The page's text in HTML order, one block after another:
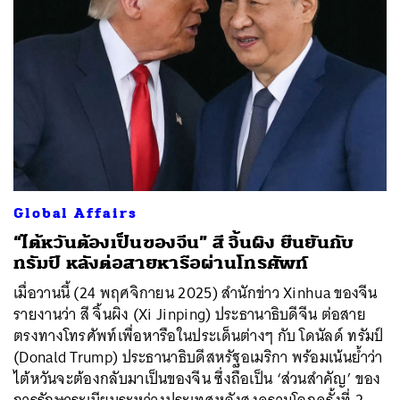
Global Affairs
“ไต้หวันต้องเป็นของจีน” สี จิ้นผิง ยืนยันกับ
ทรัมป์ หลังต่อสายหารือผ่านโทรศัพท์
เมื่อวานนี้ (24 พฤศจิกายน 2025) สำนักข่าว Xinhua ของจีน
รายงานว่า สี จิ้นผิง (Xi Jinping) ประธานาธิบดีจีน ต่อสาย
ตรงทางโทรศัพท์เพื่อหารือในประเด็นต่างๆ กับ โดนัลด์ ทรัมป์
(Donald Trump) ประธานาธิบดีสหรัฐอเมริกา พร้อมเน้นย้ำว่า
ไต้หวันจะต้องกลับมาเป็นของจีน ซึ่งถือเป็น ‘ส่วนสำคัญ’ ของ